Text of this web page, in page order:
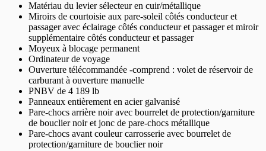
Matériau du levier sélecteur en cuir/métallique
Miroirs de courtoisie aux pare-soleil côtés conducteur et
passager avec éclairage côtés conducteur et passager et miroir
supplémentaire côtés conducteur et passager
Moyeux à blocage permanent
Ordinateur de voyage
Ouverture télécommandée -comprend : volet de réservoir de
carburant à ouverture manuelle
PNBV de 4 189 lb
Panneaux entièrement en acier galvanisé
Pare-chocs arrière noir avec bourrelet de protection/garniture
de bouclier noir et jonc de pare-chocs métallique
Pare-chocs avant couleur carrosserie avec bourrelet de
protection/garniture de bouclier noir